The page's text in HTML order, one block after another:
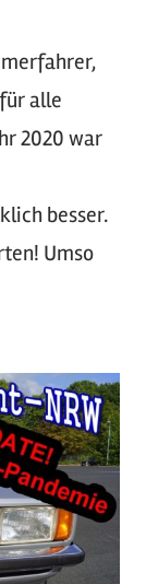
alle
2020 war
besser.
Umso